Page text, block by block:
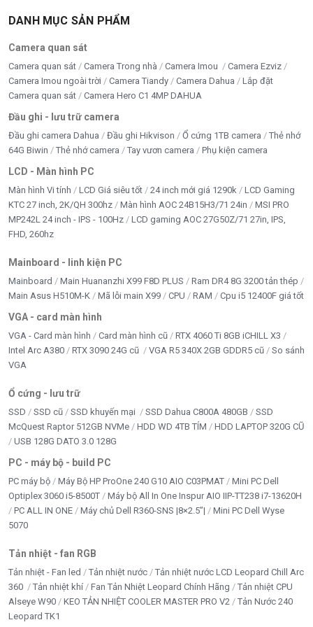
chi phí thi công
CPU - BỘ XỬ LÝ
DÂY CÁP - CHUYỂN ĐỔI
DÂY MẠNG
Di chuyển
DỊCH VỤ SỬA CHỮA
ĐỒ CHƠI ĐỘC - LẠ
Google Merchant
HDD - SSD -M2
Inverter bám tải
LAPTOP Chính hãng
LINH KIỆN LAPTOP
LINH KIỆN TRÂU CÀY
LOA KẸO KÉO
LOA VI TÍNH - HEADPHONE
MAINBOARD
MÁY BỘ & PC GAMING
Movespeed
Năng Lượng Mặt Trời
DANH MỤC SẢN PHẨM
Camera quan sát
Camera quan sát Camera Trong nhà Camera Imou
Camera Ezviz
Camera Imou ngoài trời
Camera Tiandy Camera Dahua
Lắp đặt
Camera quan sát
Camera Hero C1 4MP DAHUA
Đầu ghi - lưu trữ camera
Đầu ghi camera Dahua Đầu ghi Hikvison Ổ cứng 1TB camera
Thẻ nhớ
64G Biwin
Thẻ nhớ camera Tay vươn camera Phụ kiện camera
LCD - Màn hình PC
Màn hình Vi tính LCD Giá siêu tốt 24 inch mới giá 1290k
LCD Gaming
KTC 27 inch, 2K/QH 300hz
Màn hình AOC 24B15H3/71 24in
MSI PRO
MP242L 24 inch - IPS - 100Hz
LCD gaming AOC 27G50Z/71 27in, IPS,
FHD, 260hz
Mainboard - linh kiện PC
Mainboard Main Huananzhi X99 F8D PLUS
Ram DR4 8G 3200 tản thép
Main Asus H510M-K
Mã lỗi main X99 CPU RAM Cpu i5 12400F giá tốt
VGA - card màn hình
VGA - Card màn hình Card màn hình cũ
RTX 4060 Ti 8GB iCHILL X3
Intel Arc A380
RTX 3090 24G cũ VGA R5 340X 2GB GDDR5 cũ
So sánh
VGA
Ổ cứng - lưu trữ
SSD SSD cũ SSD khuyến mại SSD Dahua C800A 480GB
SSD
McQuest Raptor 512GB NVMe
HDD WD 4TB TÍM
HDD LAPTOP 320G CŨ
USB 128G DATO 3.0 128G
PC - máy bộ - build PC
PC máy bộ Máy Bộ HP ProOne 240 G10 AIO C03PMAT
Mini PC Dell
Optiplex 3060 i5-8500T
Máy bộ All In One Inspur AIO IIP-TT238 i7-13620H
PC ALL IN ONE
Máy chủ Dell R360-SNS |8×2.5”|
Mini PC Dell Wyse
5070
Tản nhiệt - fan RGB
Tản nhiệt - Fan led Tản nhiệt nước
Tản nhiệt nước LCD Leopard Chill Arc
360
Tản nhiệt khí Fan Tản Nhiệt Leopard Chính Hãng
Tản nhiệt CPU
Alseye W90
KEO TẢN NHIỆT COOLER MASTER PRO V2
Tản Nước 240
Leopard TK1